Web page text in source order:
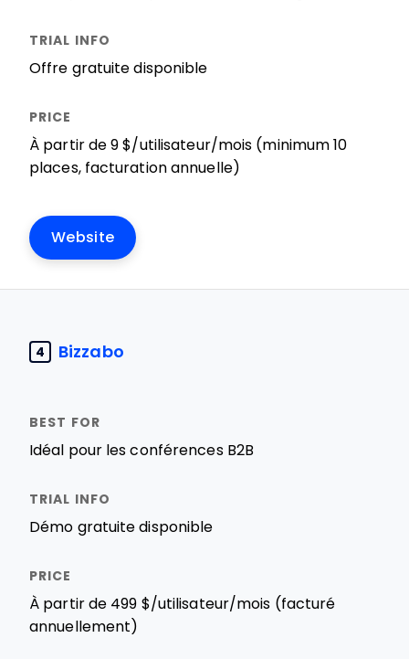
Offre gratuite disponible
À partir de 9 $/utilisateur/mois (minimum 10
places, facturation annuelle)
Website
4 Bizzabo
Idéal pour les conférences B2B
Démo gratuite disponible
À partir de 499 $/utilisateur/mois (facturé
annuellement)